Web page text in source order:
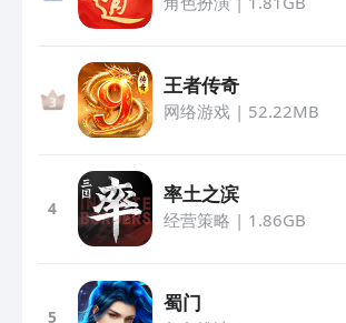
王者传奇
网络游戏| 52.22MB
4
率土之滨
经营策略 | 1.86GB
5
蜀门